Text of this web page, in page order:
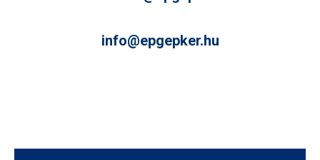
info@epgepker.hu​